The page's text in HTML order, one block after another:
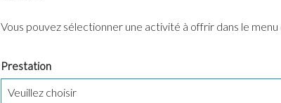
Vous pouvez sélectionner une activité à offrir dans le
Prestation